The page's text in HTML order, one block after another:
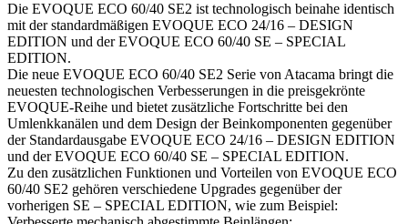
Die EVOQUE ECO 60/40 SE2 ist technologisch beinahe identisch
mit der standardmäßigen EVOQUE ECO 24/16 – DESIGN
EDITION und der EVOQUE ECO 60/40 SE – SPECIAL
EDITION.
Die neue EVOQUE ECO 60/40 SE2 Serie von Atacama bringt die
neuesten technologischen Verbesserungen in die preisgekrönte
EVOQUE-Reihe und bietet zusätzliche Fortschritte bei den
Umlenkkanälen und dem Design der Beinkomponenten gegenüber
der Standardausgabe EVOQUE ECO 24/16 – DESIGN EDITION
und der EVOQUE ECO 60/40 SE – SPECIAL EDITION.
Zu den zusätzlichen Funktionen und Vorteilen von EVOQUE ECO
60/40 SE2 gehören verschiedene Upgrades gegenüber der
vorherigen SE – SPECIAL EDITION, wie zum Beispiel: